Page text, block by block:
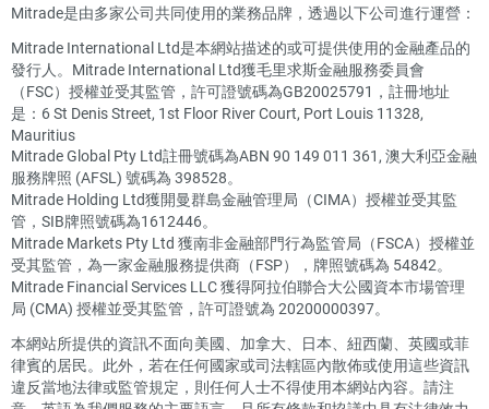
Mitrade是由多家公司共同使用的業務品牌，透過以下公司進行運營：
Mitrade International Ltd是本網站描述的或可提供使用的金融產品的
發行人。Mitrade International Ltd獲毛里求斯金融服務委員會
（FSC）授權並受其監管，許可證號碼為GB20025791，註冊地址
是：6 St Denis Street, 1st Floor River Court, Port Louis 11328,
Mauritius
Mitrade Global Pty Ltd註冊號碼為ABN 90 149 011 361, 澳大利亞金融
服務牌照 (AFSL) 號碼為 398528。
Mitrade Holding Ltd獲開曼群島金融管理局（CIMA）授權並受其監
管，SIB牌照號碼為1612446。
Mitrade Markets Pty Ltd 獲南非金融部門行為監管局（FSCA）授權並
受其監管，為一家金融服務提供商（FSP），牌照號碼為 54842。
Mitrade Financial Services LLC 獲得阿拉伯聯合大公國資本市場管理
局 (CMA) 授權並受其監管，許可證號為 20200000397。
本網站所提供的資訊不面向美國、加拿大、日本、紐西蘭、英國或菲
律賓的居民。此外，若在任何國家或司法轄區內散佈或使用這些資訊
違反當地法律或監管規定，則任何人士不得使用本網站內容。請注